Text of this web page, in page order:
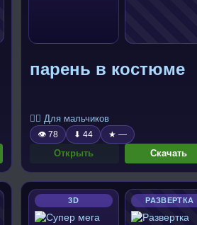
парень в костюме
🧍‍♂️ Для мальчиков
👁 78 ⬇ 44 ★ —
Открыть Скачать
3D РАЗВЕРТКА